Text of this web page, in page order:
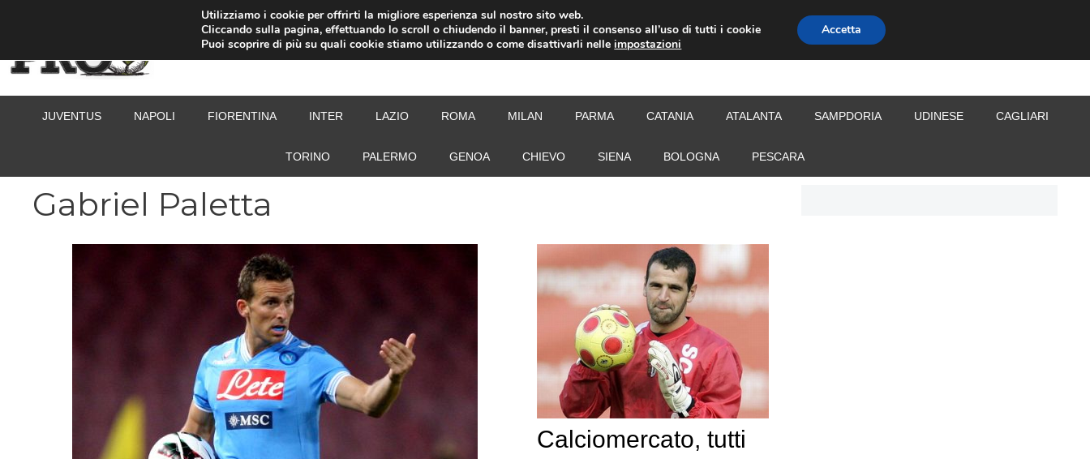
CALCIOMERCATO
JUVENTUS NAPOLI FIORENTINA INTER LAZIO ROMA MILAN PARMA CATANIA ATALANTA SAMPDORIA UDINESE CAGLIARI
TORINO PALERMO GENOA CHIEVO SIENA BOLOGNA PESCARA
Gabriel Paletta
Calciomercato, tutti
Utilizziamo i cookie per offrirti la migliore esperienza sul nostro sito web.
Cliccando sulla pagina, effettuando lo scroll o chiudendo il banner, presti il consenso all’uso di tutti i cookie
Puoi scoprire di più su quali cookie stiamo utilizzando o come disattivarli nelleimpostazioni
Accetta